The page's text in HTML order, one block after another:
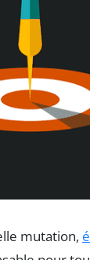
mutation,